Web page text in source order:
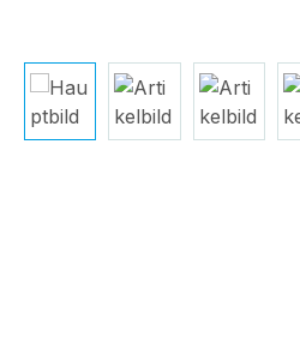
Skip image gallery